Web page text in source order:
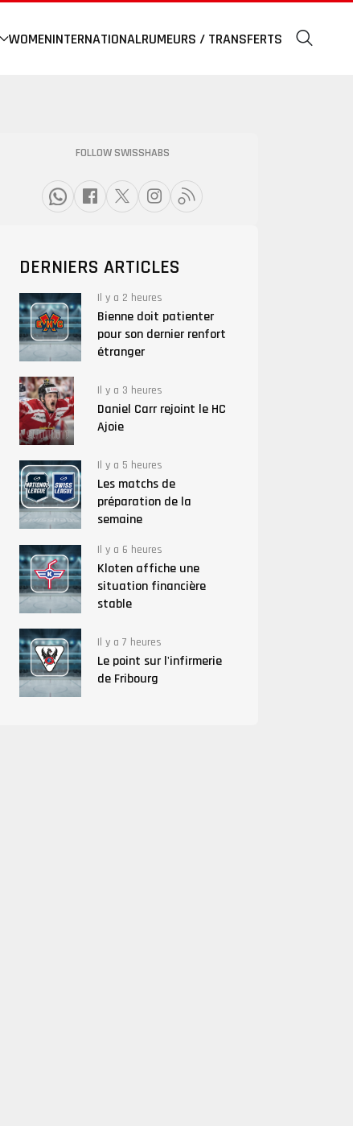
WOMENINTERNATIONALRUMEURS / TRANSFERTS
FOLLOW SWISSHABS
DERNIERS ARTICLES
Il y a 2 heures
Bienne doit patienter
pour son dernier renfort
étranger
Il y a 3 heures
Daniel Carr rejoint le HC
Ajoie
Il y a 5 heures
Les matchs de
préparation de la
semaine
Il y a 6 heures
Kloten affiche une
situation financière
stable
Il y a 7 heures
Le point sur l'infirmerie
de Fribourg